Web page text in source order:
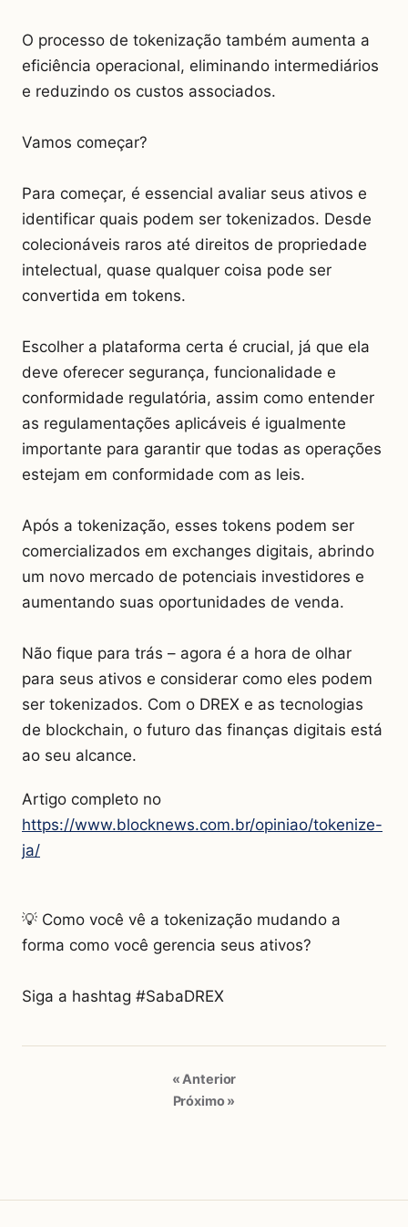
O processo de tokenização também aumenta a
eficiência operacional, eliminando intermediários
e reduzindo os custos associados.
Vamos começar?
Para começar, é essencial avaliar seus ativos e
identificar quais podem ser tokenizados. Desde
colecionáveis raros até direitos de propriedade
intelectual, quase qualquer coisa pode ser
convertida em tokens.
Escolher a plataforma certa é crucial, já que ela
deve oferecer segurança, funcionalidade e
conformidade regulatória, assim como entender
as regulamentações aplicáveis é igualmente
importante para garantir que todas as operações
estejam em conformidade com as leis.
Após a tokenização, esses tokens podem ser
comercializados em exchanges digitais, abrindo
um novo mercado de potenciais investidores e
aumentando suas oportunidades de venda.
Não fique para trás – agora é a hora de olhar
para seus ativos e considerar como eles podem
ser tokenizados. Com o DREX e as tecnologias
de blockchain, o futuro das finanças digitais está
ao seu alcance.
Artigo completo no
https://www.blocknews.com.br/opiniao/tokenize-
ja/
💡 Como você vê a tokenização mudando a
forma como você gerencia seus ativos?
Siga a hashtag #SabaDREX
« Anterior
Próximo »